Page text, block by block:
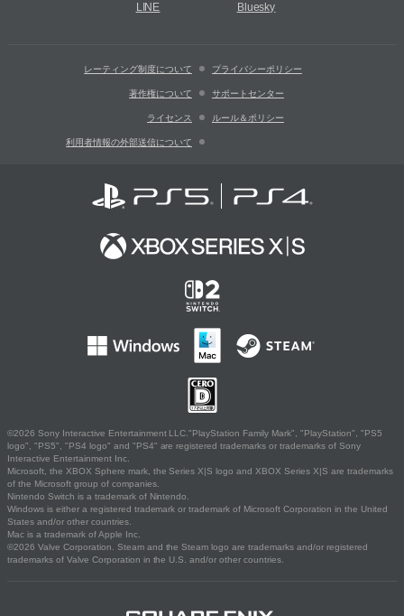
LINE Bluesky
レーティング制度について プライバシーポリシー
著作権について サポートセンター
ライセンス ルール＆ポリシー
利用者情報の外部送信について
©2026 Sony Interactive Entertainment LLC."PlayStation Family Mark", "PlayStation", "PS5
logo", "PS5", "PS4 logo" and "PS4" are registered trademarks or trademarks of Sony
Interactive Entertainment Inc.
Microsoft, the XBOX Sphere mark, the Series X|S logo and XBOX Series X|S are trademarks
of the Microsoft group of companies.
Nintendo Switch is a trademark of Nintendo.
Windows is either a registered trademark or trademark of Microsoft Corporation in the United
States and/or other countries.
Mac is a trademark of Apple Inc.
©2026 Valve Corporation. Steam and the Steam logo are trademarks and/or registered
trademarks of Valve Corporation in the U.S. and/or other countries.